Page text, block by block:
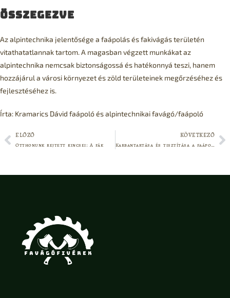
Összegezve
Az alpintechnika jelentősége a faápolás és fakivágás területén
vitathatatlannak tartom. A magasban végzett munkákat az
alpintechnika nemcsak biztonságossá és hatékonnyá teszi, hanem
hozzájárul a városi környezet és zöld területeinek megőrzéséhez és
fejlesztéséhez is.
Írta: Kramarics Dávid faápoló és alpintechnikai favágó/faápoló
ELŐZŐ
Otthonunk rejtett kincsei: A fák
KÖVETKEZŐ
Karbantartása és tisztítása a faápolás és fakivágás szempontjából